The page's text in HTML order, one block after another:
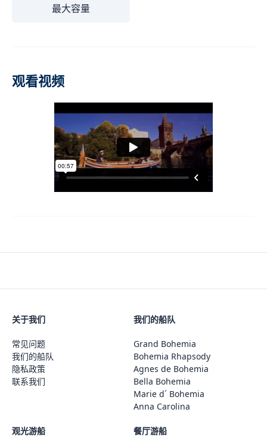
最大容量
观看视频
关于我们
常见问题
我们的船队
隐私政策
联系我们
我们的船队
Grand Bohemia
Bohemia Rhapsody
Agnes de Bohemia
Bella Bohemia
Marie d´ Bohemia
Anna Carolina
观光游船 餐厅游船